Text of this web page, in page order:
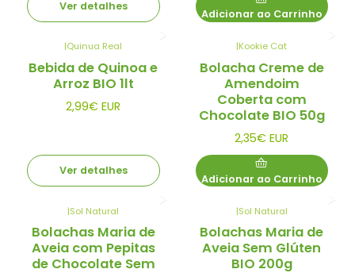
Ver detalhes
Adicionar ao Carrinho
|Quinua Real
Bebida de Quinoa e
Arroz BIO 1lt
2,99€ EUR
Ver detalhes
|Kookie Cat
Bolacha Creme de
Amendoim
Coberta com
Chocolate BIO 50g
2,35€ EUR
Adicionar ao Carrinho
|Sol Natural
Bolachas Maria de
Aveia com Pepitas
de Chocolate Sem
|Sol Natural
Bolachas Maria de
Aveia Sem Glúten
BIO 200g